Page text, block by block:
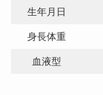
生年月日
身長体重
血液型